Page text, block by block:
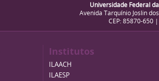
Universidade Federal
Avenida Tarquínio Joslin
CEP: 85870-650
Institutos
ILAACH
ILAESP